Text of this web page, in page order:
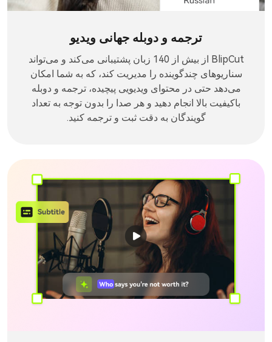
ترجمه و دوبله جهانی ویدیو
BlipCut از بیش از 140 زبان پشتیبانی می‌کند و می‌تواند
سناریوهای چندگوینده را مدیریت کند، که به شما امکان
می‌دهد حتی در محتوای ویدیویی پیچیده، ترجمه و دوبله
باکیفیت بالا انجام دهید و هر صدا را بدون توجه به تعداد
گویندگان به دقت ثبت و ترجمه کنید.